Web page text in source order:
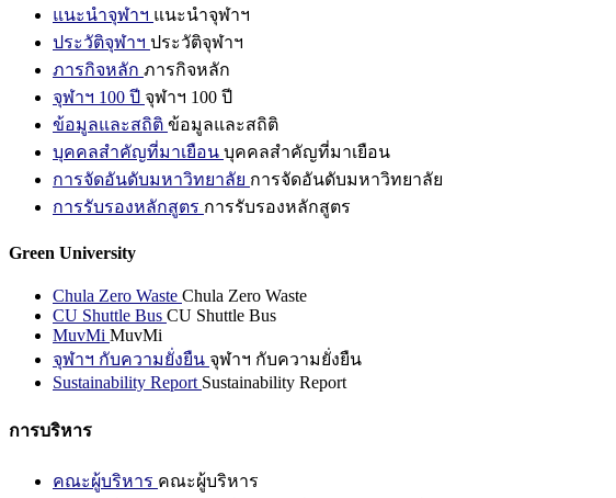
แนะนำจุฬาฯ แนะนำจุฬาฯ
ประวัติจุฬาฯ ประวัติจุฬาฯ
ภารกิจหลัก ภารกิจหลัก
จุฬาฯ 100 ปี จุฬาฯ 100 ปี
ข้อมูลและสถิติ ข้อมูลและสถิติ
บุคคลสำคัญที่มาเยือน บุคคลสำคัญที่มาเยือน
การจัดอันดับมหาวิทยาลัย การจัดอันดับมหาวิทยาลัย
การรับรองหลักสูตร การรับรองหลักสูตร
Green University
Chula Zero Waste Chula Zero Waste
CU Shuttle Bus CU Shuttle Bus
MuvMi MuvMi
จุฬาฯ กับความยั่งยืน จุฬาฯ กับความยั่งยืน
Sustainability Report Sustainability Report
การบริหาร
คณะผู้บริหาร คณะผู้บริหาร